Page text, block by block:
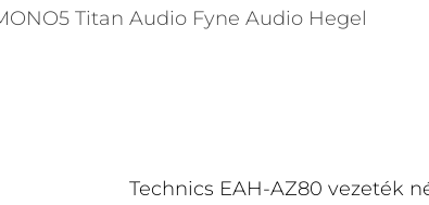
Technics EAH-AZ80 vezeték